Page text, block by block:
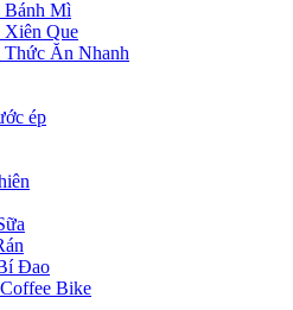
Bánh Mì
Xiên Que
Thức Ăn Nhanh
ép
Đao
Bike